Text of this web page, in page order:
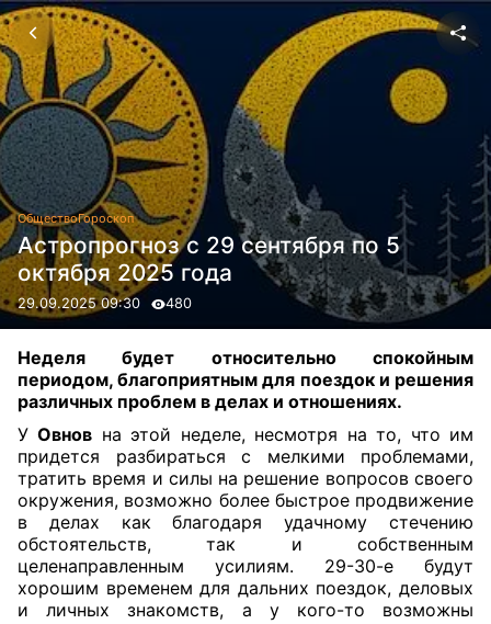
ОбществоГороскоп
Астропрогноз с 29 сентября по 5
октября 2025 года
29.09.2025 09:30 480
Неделя будет относительно спокойным
периодом, благоприятным для поездок и решения
различных проблем в делах и отношениях.
УОвнов на этой неделе, несмотря на то, что им
придется разбираться с мелкими проблемами,
тратить время и силы на решение вопросов своего
окружения, возможно более быстрое продвижение
в делах как благодаря удачному стечению
обстоятельств, так и собственным
целенаправленным усилиям. 29-30-е будут
хорошим временем для дальних поездок, деловых
и личных знакомств, а у кого-то возможны